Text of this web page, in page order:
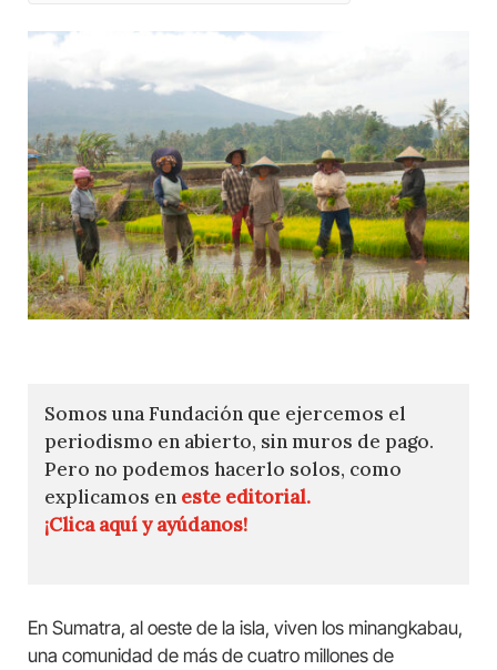
Somos una Fundación que ejercemos el
periodismo en abierto, sin muros de pago.
Pero no podemos hacerlo solos, como
explicamos en este editorial.
¡Clica aquí y ayúdanos!
En Sumatra, al oeste de la isla, viven los minangkabau,
una comunidad de más de cuatro millones de